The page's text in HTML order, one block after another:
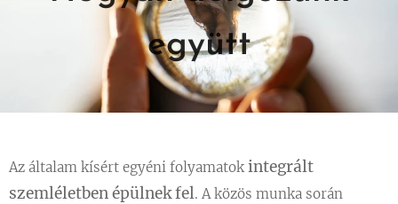
együtt
Az általam kísért egyéni folyamatokintegrált
szemléletben épülnek fel. A közös munka során